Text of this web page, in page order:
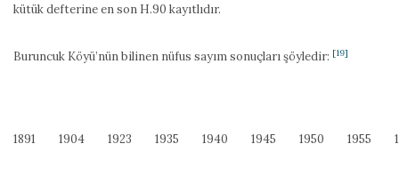
kütük defterine en son H.90 kayıtlıdır.
Buruncuk Köyü’nün bilinen nüfus sayım sonuçları şöyledir: [19]
1891 1904 1923 1935 1940 1945 1950 1955